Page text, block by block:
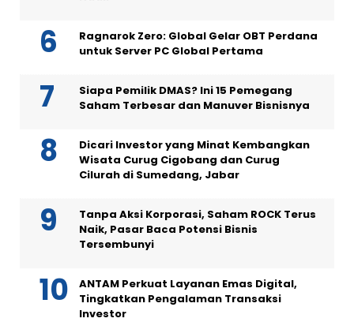
Ragnarok Zero: Global Gelar OBT Perdana
untuk Server PC Global Pertama
Siapa Pemilik DMAS? Ini 15 Pemegang
Saham Terbesar dan Manuver Bisnisnya
Dicari Investor yang Minat Kembangkan
Wisata Curug Cigobang dan Curug
Cilurah di Sumedang, Jabar
Tanpa Aksi Korporasi, Saham ROCK Terus
Naik, Pasar Baca Potensi Bisnis
Tersembunyi
ANTAM Perkuat Layanan Emas Digital,
Tingkatkan Pengalaman Transaksi
Investor